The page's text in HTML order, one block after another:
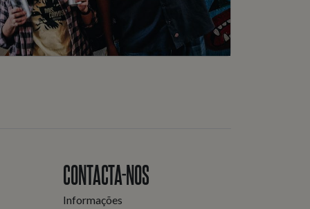
CONTACTA-NOS
Informações